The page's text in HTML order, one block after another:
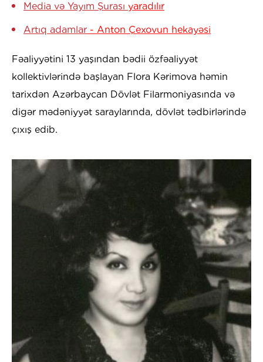
Media və Yayım Şurası yaradılır
Artıq adamlar - Anton Çexovun hekayəsi
Fəaliyyətini 13 yaşından bədii özfəaliyyət
kollektivlərində başlayan Flora Kərimova həmin
tarixdən Azərbaycan Dövlət Filarmoniyasında və
digər mədəniyyət saraylarında, dövlət tədbirlərində
çıxış edib.